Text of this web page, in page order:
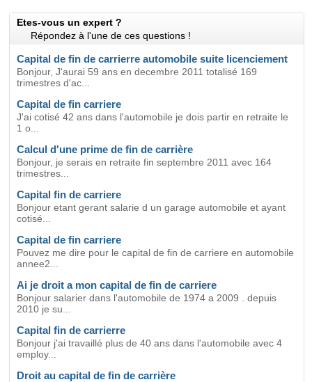
Etes-vous un expert ?
Répondez à l'une de ces questions !
Capital de fin de carrierre automobile suite licenciement
Bonjour, J'aurai 59 ans en decembre 2011 totalisé 169
trimestres d'ac...
Capital de fin carriere
J'ai cotisé 42 ans dans l'automobile je dois partir en retraite le
1 o...
Calcul d'une prime de fin de carrière
Bonjour, je serais en retraite fin septembre 2011 avec 164
trimestres...
Capital fin de carriere
Bonjour etant gerant salarie d un garage automobile et ayant
cotisé...
Capital de fin carriere
Pouvez me dire pour le capital de fin de carriere en automobile
annee2...
Ai je droit a mon capital de fin de carriere
Bonjour salarier dans l'automobile de 1974 a 2009 . depuis
2010 je su...
Capital fin de carrierre
Bonjour j'ai travaillé plus de 40 ans dans l'automobile avec 4
employ...
Droit au capital de fin de carrière